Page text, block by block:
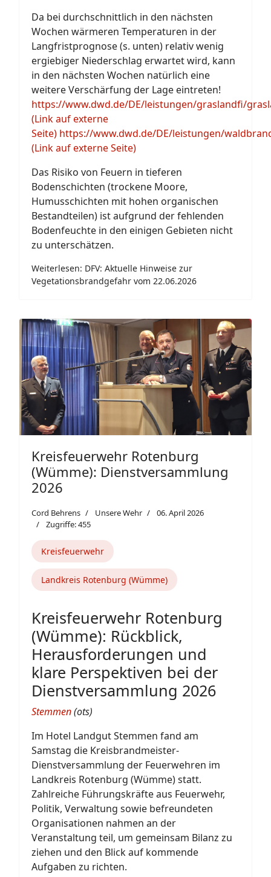
Da bei durchschnittlich in den nächsten
Wochen wärmeren Temperaturen in der
Langfristprognose (s. unten) relativ wenig
ergiebiger Niederschlag erwartet wird, kann
in den nächsten Wochen natürlich eine
weitere Verschärfung der Lage eintreten!
https://www.dwd.de/DE/leistungen/graslandfi/
(Link auf externe
Seite) https://www.dwd.de/DE/leistungen/
(Link auf externe Seite)
Das Risiko von Feuern in tieferen
Bodenschichten (trockene Moore,
Humusschichten mit hohen organischen
Bestandteilen) ist aufgrund der fehlenden
Bodenfeuchte in den einigen Gebieten nicht
zu unterschätzen.
Weiterlesen: DFV: Aktuelle Hinweise zur
Vegetationsbrandgefahr vom 22.06.2026
Kreisfeuerwehr Rotenburg
(Wümme): Dienstversammlung
2026
Cord Behrens Unsere Wehr
06. April 2026
Zugriffe: 455
Kreisfeuerwehr
Landkreis Rotenburg (Wümme)
Kreisfeuerwehr Rotenburg
(Wümme): Rückblick,
Herausforderungen und
klare Perspektiven bei der
Dienstversammlung 2026
Stemmen(ots)
Im Hotel Landgut Stemmen fand am
Samstag die Kreisbrandmeister-
Dienstversammlung der Feuerwehren im
Landkreis Rotenburg (Wümme) statt.
Zahlreiche Führungskräfte aus Feuerwehr,
Politik, Verwaltung sowie befreundeten
Organisationen nahmen an der
Veranstaltung teil, um gemeinsam Bilanz zu
ziehen und den Blick auf kommende
Aufgaben zu richten.